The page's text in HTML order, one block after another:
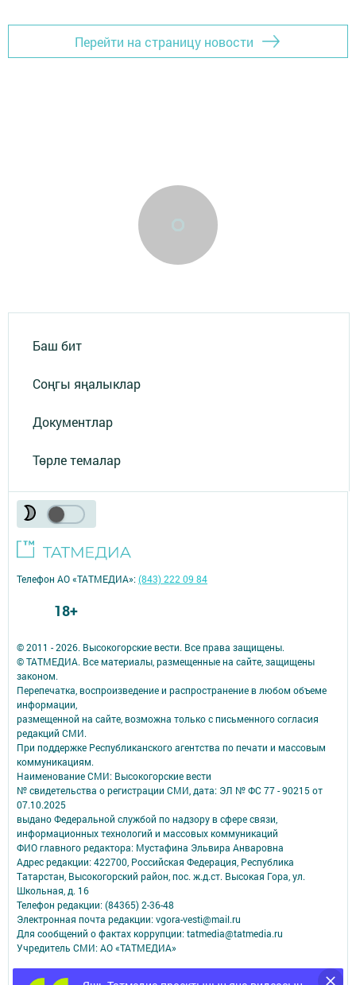
Перейти на страницу новости
Баш бит
Соңгы яңалыклар
Документлар
Төрле темалар
© 2011 - 2026. Высокогорские вести. Все права защищены.
© ТАТМЕДИА. Все материалы, размещенные на сайте, защищены
законом.
Перепечатка, воспроизведение и распространение в любом объеме
информации,
размещенной на сайте, возможна только с письменного согласия
редакций СМИ.
При поддержке Республиканского агентства по печати и массовым
коммуникациям.
Наименование СМИ: Высокогорские вести
№ свидетельства о регистрации СМИ, дата: ЭЛ № ФС 77 - 90215 от
07.10.2025
выдано Федеральной службой по надзору в сфере связи,
информационных технологий и массовых коммуникаций
ФИО главного редактора: Мустафина Эльвира Анваровна
Адрес редакции: 422700, Российская Федерация, Республика
Татарстан, Высокогорский район, пос. ж.д.ст. Высокая Гора, ул.
Школьная, д. 16
Телефон редакции: (84365) 2-36-48
Электронная почта редакции: vgora-vesti@mail.ru
Для сообщений о фактах коррупции: tatmedia@tatmedia.ru
Учредитель СМИ: АО «ТАТМЕДИА»
Антикоррупционная политика
Телефон АО «ТАТМЕДИА»:(843) 222 09 84
18+